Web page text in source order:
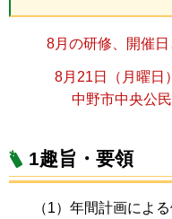
8月の研修、開催
8月21日（月曜日
中野市中央公
1趣旨・要領
（1）年間計画によ